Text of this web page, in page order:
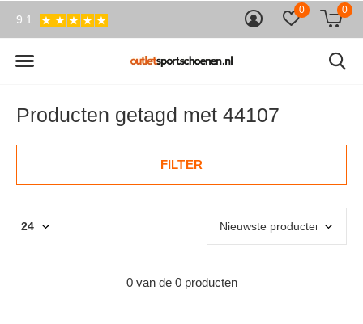
0 0
9.1
Producten getagd met 44107
FILTER
0 van de 0 producten